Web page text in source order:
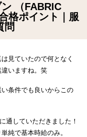
（FABRIC
格ポイント｜服
問
見ていたので何となく
いますね。笑
条件でも良いからこの
通していただきました！
純で基本時給のみ。